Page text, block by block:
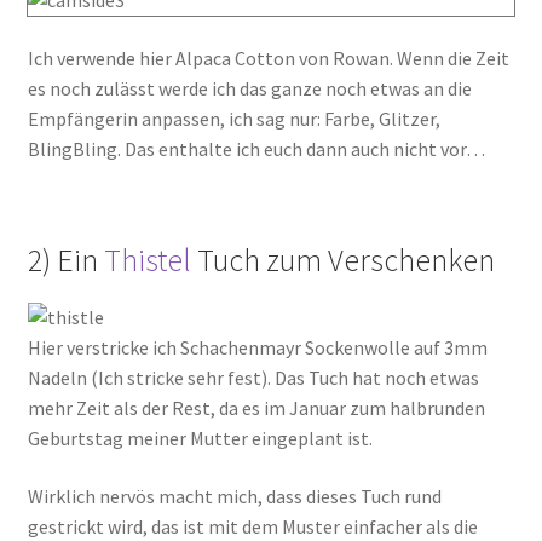
Ich verwende hier Alpaca Cotton von Rowan. Wenn die Zeit
es noch zulässt werde ich das ganze noch etwas an die
Empfängerin anpassen, ich sag nur: Farbe, Glitzer,
BlingBling. Das enthalte ich euch dann auch nicht vor…
2) Ein Thistel Tuch zum Verschenken
Hier verstricke ich Schachenmayr Sockenwolle auf 3mm
Nadeln (Ich stricke sehr fest). Das Tuch hat noch etwas
mehr Zeit als der Rest, da es im Januar zum halbrunden
Geburtstag meiner Mutter eingeplant ist.
Wirklich nervös macht mich, dass dieses Tuch rund
gestrickt wird, das ist mit dem Muster einfacher als die